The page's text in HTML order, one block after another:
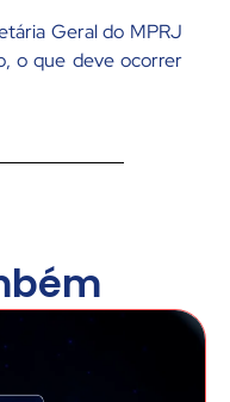
Geral do MPRJ
o que deve ocorrer